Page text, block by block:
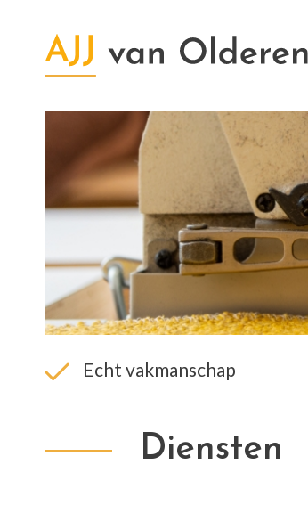
Echt vakmanschap
Diensten